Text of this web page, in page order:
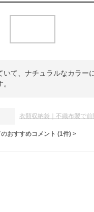
て、ナチュラルなカラー
衣類収納袋｜不織布製で
おすすめコメント (1件) >